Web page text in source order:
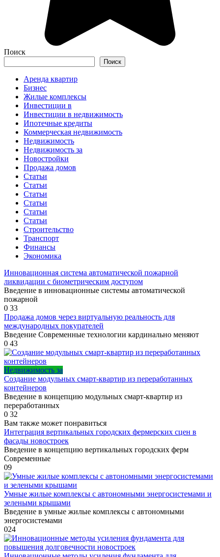
Поиск
Поиск
Аренда квартир
Бизнес
Жилые комплексы
Инвестиции в
Инвестиции в недвижимость
Ипотечные кредиты
Коммерческая недвижимость
Недвижимость
Недвижимость за
Новостройки
Продажа домов
Статьи
Статьи
Статьи
Статьи
Статьи
Статьи
Строительство
Транспорт
Финансы
Экономика
Инновационная система автоматической пожарной
ликвидации с биометрическим доступом
Введение в инновационные системы автоматической
пожарной
0 33
Продажа домов через виртуальную реальность для
международных покупателей
Введение Современные технологии кардинально меняют
0 43
Недвижимость за
Создание модульных смарт-квартир из переработанных
контейнеров
Введение в концепцию модульных смарт-квартир из
переработанных
0 32
Вам также может понравиться
Интеграция вертикальных городских фермерских сцен в
фасады новостроек
Введение в концепцию вертикальных городских ферм
Современные
09
Умные жилые комплексы с автономными энергосистемами и
зелеными крышами
Введение в умные жилые комплексы с автономными
энергосистемами
024